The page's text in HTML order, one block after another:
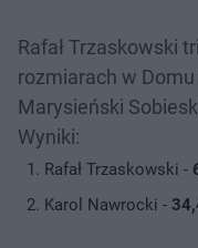
Rafał Trzaskowski
rozmiarach w
Marysieński
Wyniki:
Rafał Trzaskowski -
Karol Nawrocki -